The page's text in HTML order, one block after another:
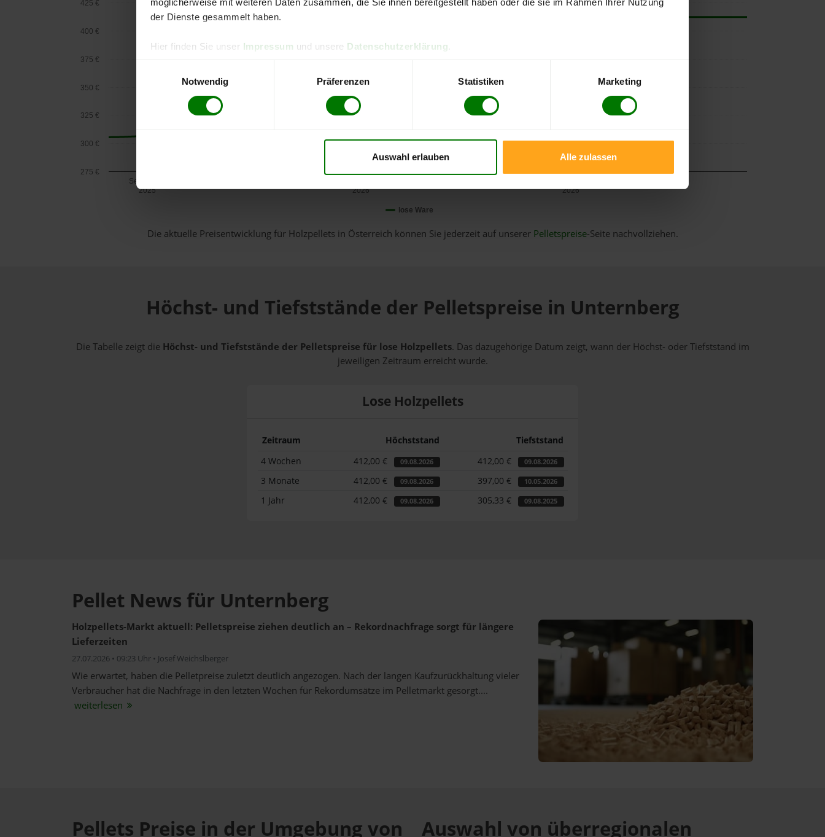
der Dienste gesammelt haben.
Hier finden Sie unser Impressum und unsere Datenschutzerklärung
Notwendig
Präferenzen Statistiken Marketing
Auswahl erlauben Alle zulassen
lose Ware
September
2025
2026
2026
275 €
300 €
325 €
350 €
375 €
400 €
425 €
Die aktuelle Preisentwicklung für Holzpellets in Österreich können Sie jederzeit auf unserer Pelletspreise-Seite nachvollziehen.
Höchst- und Tiefststände der Pelletspreise in Unternberg
Die Tabelle zeigt die Höchst- und Tiefststände der Pelletspreise für lose Holzpellets. Das dazugehörige Datum zeigt, wann der Höchst- oder Tiefststand im
jeweiligen Zeitraum erreicht wurde.
Lose Holzpellets
Zeitraum Höchststand
Tiefststand
4 Wochen
412,00 € 09.08.2026 412,00 € 09.08.2026
3 Monate 412,00 € 09.08.2026 397,00 € 10.05.2026
1 Jahr 412,00 € 09.08.2026 305,33 € 09.08.2025
Pellet News für Unternberg
Holzpellets-Markt aktuell: Pelletspreise ziehen deutlich an – Rekordnachfrage sorgt für längere
Lieferzeiten
27.07.2026 • 09:23 Uhr • Josef Weichslberger
Wie erwartet, haben die Pelletpreise zuletzt deutlich angezogen. Nach der langen Kaufzurückhaltung vieler
Verbraucher hat die Nachfrage in den letzten Wochen für Rekordumsätze im Pelletmarkt gesorgt....
weiterlesen
Pellets Preise in der Umgebung von Auswahl von überregionalen